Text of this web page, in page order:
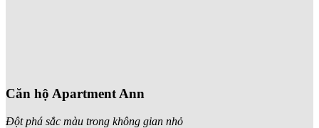
Căn hộ Apartment Ann
Đột phá sắc màu trong không gian nhỏ